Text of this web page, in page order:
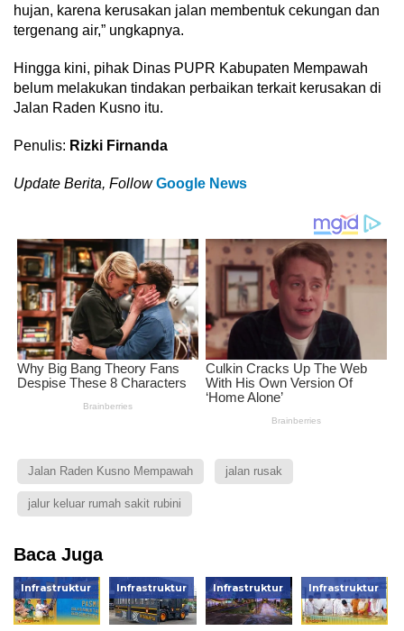
hujan, karena kerusakan jalan membentuk cekungan dan
tergenang air,” ungkapnya.
Hingga kini, pihak Dinas PUPR Kabupaten Mempawah
belum melakukan tindakan perbaikan terkait kerusakan di
Jalan Raden Kusno itu.
Penulis: Rizki Firnanda
Update Berita, FollowGoogle News
Jalan Raden Kusno Mempawah jalan rusak
jalur keluar rumah sakit rubini
Baca Juga
Infrastruktur Infrastruktur Infrastruktur Infrastruktur